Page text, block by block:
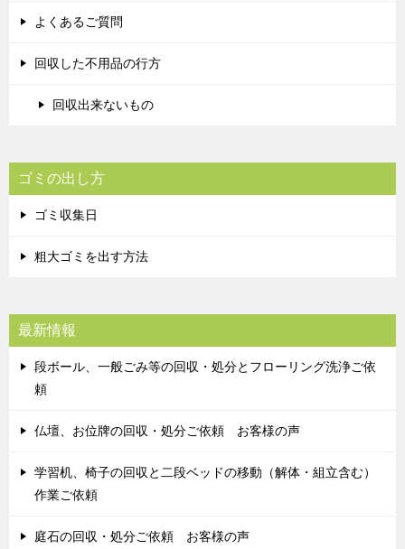
よくあるご質問
回収した不用品の行方
回収出来ないもの
ゴミの出し方
ゴミ収集日
粗大ゴミを出す方法
最新情報
段ボール、一般ごみ等の回収・処分とフローリング洗浄ご依
頼
仏壇、お位牌の回収・処分ご依頼 お客様の声
学習机、椅子の回収と二段ベッドの移動（解体・組立含む）
作業ご依頼
庭石の回収・処分ご依頼 お客様の声